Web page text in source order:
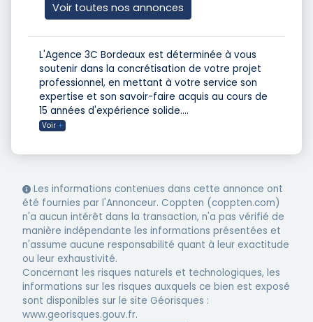
Voir toutes nos annonces
L'Agence 3C Bordeaux est déterminée à vous
soutenir dans la concrétisation de votre projet
professionnel, en mettant à votre service son
expertise et son savoir-faire acquis au cours de
15 années d'expérience solide....
Voir +
Les informations contenues dans cette annonce ont
été fournies par l'Annonceur. Coppten (coppten.com)
n'a aucun intérêt dans la transaction, n'a pas vérifié de
manière indépendante les informations présentées et
n'assume aucune responsabilité quant à leur exactitude
ou leur exhaustivité.
Concernant les risques naturels et technologiques, les
informations sur les risques auxquels ce bien est exposé
sont disponibles sur le site Géorisques :
www.georisques.gouv.fr.